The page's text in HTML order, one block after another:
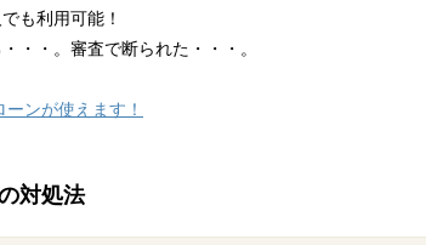
も利用可能！
・・。審査で断られた・・・。
ンが使えます！
対処法